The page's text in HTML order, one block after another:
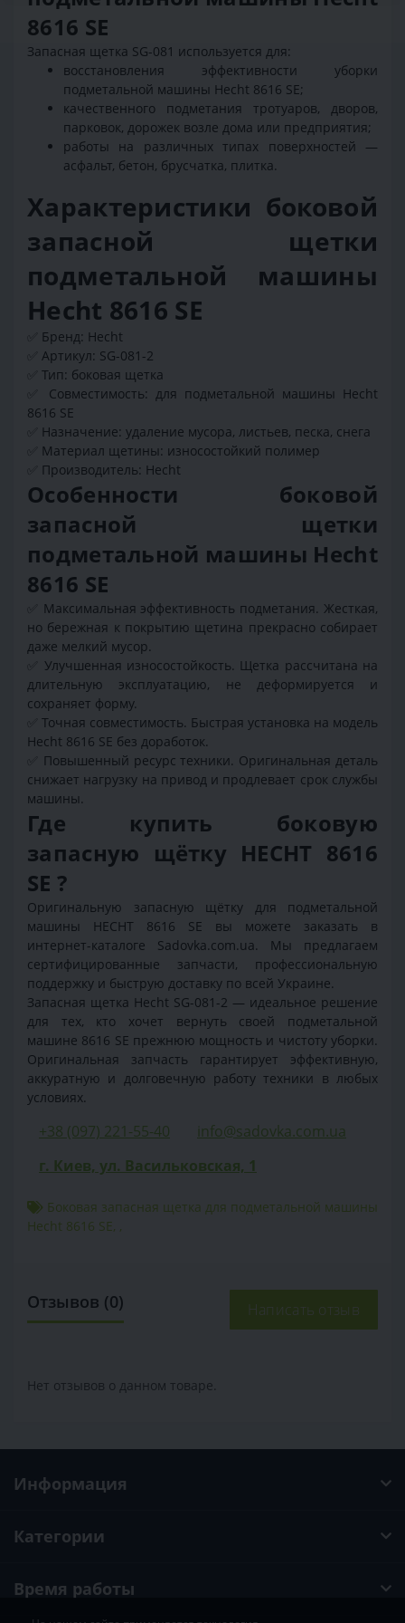
8616 SE
Запасная щетка SG-081 используется для:
восстановления эффективности уборки
подметальной машины Hecht 8616 SE;
качественного подметания тротуаров, дворов,
парковок, дорожек возле дома или предприятия;
работы на различных типах поверхностей —
асфальт, бетон, брусчатка, плитка.
Характеристики боковой
запасной щетки
подметальной машины
Hecht 8616 SE
✅ Бренд: Hecht
✅ Артикул: SG-081-2
✅ Тип: боковая щетка
✅ Совместимость: для подметальной машины Hecht
8616 SE
✅ Назначение: удаление мусора, листьев, песка, снега
✅ Материал щетины: износостойкий полимер
✅ Производитель: Hecht
Особенности боковой
запасной щетки
подметальной машины Hecht
8616 SE
✅ Максимальная эффективность подметания. Жесткая,
но бережная к покрытию щетина прекрасно собирает
даже мелкий мусор.
✅ Улучшенная износостойкость. Щетка рассчитана на
длительную эксплуатацию, не деформируется и
сохраняет форму.
✅ Точная совместимость. Быстрая установка на модель
Hecht 8616 SE без доработок.
✅ Повышенный ресурс техники. Оригинальная деталь
снижает нагрузку на привод и продлевает срок службы
машины.
Где купить боковую
запасную щётку HECHT 8616
SE ?
Оригинальную запасную щётку для подметальной
машины HECHT 8616 SE вы можете заказать в
интернет-каталоге Sadovka.com.ua. Мы предлагаем
сертифицированные запчасти, профессиональную
поддержку и быструю доставку по всей Украине.
Запасная щетка Hecht SG-081-2 — идеальное решение
для тех, кто хочет вернуть своей подметальной
машине 8616 SE прежнюю мощность и чистоту уборки.
Оригинальная запчасть гарантирует эффективную,
аккуратную и долговечную работу техники в любых
условиях.
+38 (097) 221-55-40
info@sadovka.com.ua
г. Киев, ул. Васильковская, 1
Боковая запасная щетка для подметальной машины
Hecht 8616 SE, ,
Отзывов (0) Написать отзыв
Нет отзывов о данном товаре.
Информация
Категории
Время работы